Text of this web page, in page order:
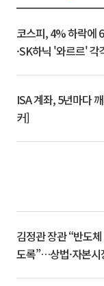
코스피, 4% 하락에
·SK하닉 '와르르'
ISA 계좌, 5년마다
커]
김정관 장관 “반도
도록”…상법·자본시